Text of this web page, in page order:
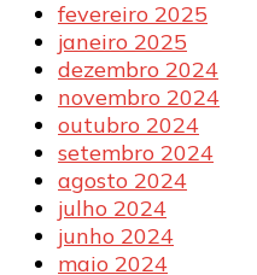
fevereiro 2025
janeiro 2025
dezembro 2024
novembro 2024
outubro 2024
setembro 2024
agosto 2024
julho 2024
junho 2024
maio 2024